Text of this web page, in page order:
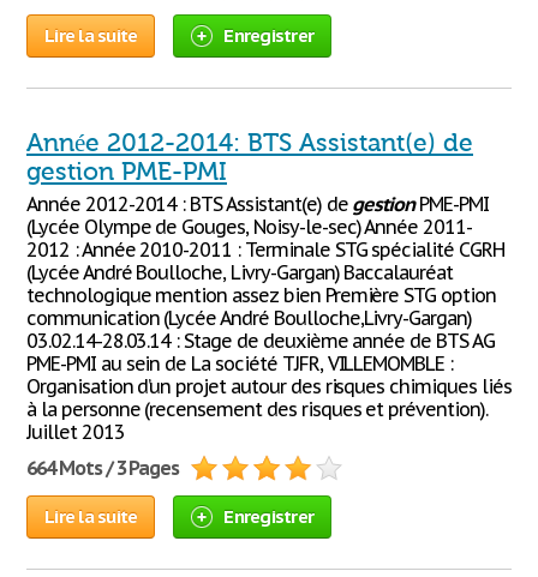
Lire la suite Enregistrer
Année 2012-2014: BTS Assistant(e) de
gestion PME-PMI
Année 2012-2014 : BTS Assistant(e) de gestionPME-PMI
(Lycée Olympe de Gouges, Noisy-le-sec) Année 2011-
2012 : Année 2010-2011 : Terminale STG spécialité CGRH
(Lycée André Boulloche, Livry-Gargan) Baccalauréat
technologique mention assez bien Première STG option
communication (Lycée André Boulloche,Livry-Gargan)
03.02.14-28.03.14 : Stage de deuxième année de BTS AG
PME-PMI au sein de La société TJFR, VILLEMOMBLE :
Organisation d’un projet autour des risques chimiques liés
à la personne (recensement des risques et prévention).
Juillet 2013
664 Mots / 3 Pages
Lire la suite Enregistrer